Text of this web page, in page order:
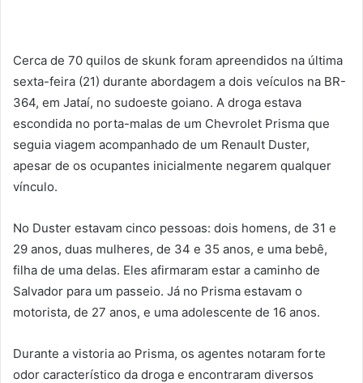
Cerca de 70 quilos de skunk foram apreendidos na última
sexta-feira (21) durante abordagem a dois veículos na BR-
364, em Jataí, no sudoeste goiano. A droga estava
escondida no porta-malas de um Chevrolet Prisma que
seguia viagem acompanhado de um Renault Duster,
apesar de os ocupantes inicialmente negarem qualquer
vínculo.
No Duster estavam cinco pessoas: dois homens, de 31 e
29 anos, duas mulheres, de 34 e 35 anos, e uma bebê,
filha de uma delas. Eles afirmaram estar a caminho de
Salvador para um passeio. Já no Prisma estavam o
motorista, de 27 anos, e uma adolescente de 16 anos.
Durante a vistoria ao Prisma, os agentes notaram forte
odor característico da droga e encontraram diversos